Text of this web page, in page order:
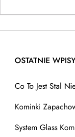
OSTATNIE
Co To Jest Stal
Kominki
System Glass